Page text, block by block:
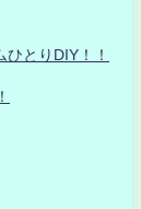
とりDIY！！